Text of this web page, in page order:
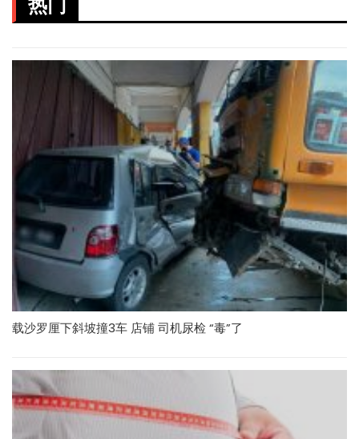
载沙罗厘下斜坡撞3车 店铺 司机尿检 “毒”了